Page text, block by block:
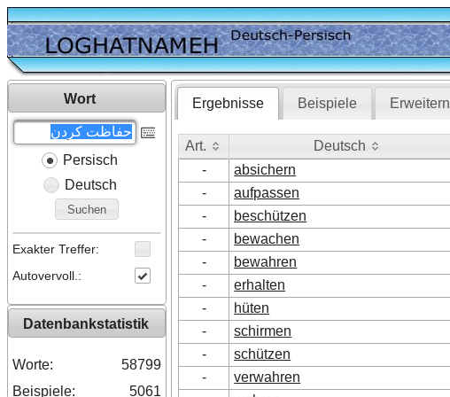
Wort
Persisch
Deutsch
Suchen
Exakter Treffer:
Autovervoll.:
Datenbankstatistik
Worte:
58799
Beispiele:
5061
Ergebnisse Beispiele Erweitern
Art. Deutsch
- absichern
-
aufpassen
-
beschützen
-
bewachen
-
bewahren
-
erhalten
-
hüten
-
schirmen
-
schützen
-
verwahren